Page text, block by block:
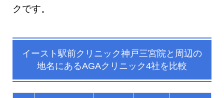
クです。
イースト駅前クリニック神戸三宮院と 周辺の
地名 にあるAGAクリニック4社を比較